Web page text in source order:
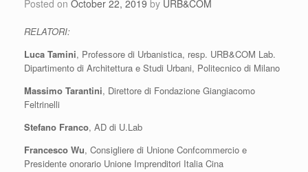
Posted on October 22, 2019 by URB&COM
RELATORI:
Luca Tamini, Professore di Urbanistica, resp. URB&COM Lab.
Dipartimento di Architettura e Studi Urbani, Politecnico di Milano
Massimo Tarantini, Direttore di Fondazione Giangiacomo
Feltrinelli
Stefano Franco, AD di U.Lab
Francesco Wu, Consigliere di Unione Confcommercio e
Presidente onorario Unione Imprenditori Italia Cina